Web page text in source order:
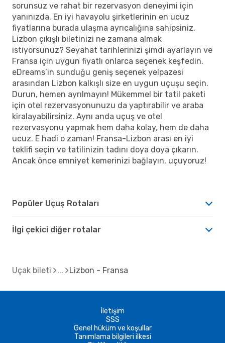
sorunsuz ve rahat bir rezervasyon deneyimi için
yanınızda. En iyi havayolu şirketlerinin en ucuz
fiyatlarına burada ulaşma ayrıcalığına sahipsiniz.
Lizbon çıkışlı biletinizi ne zamana almak
istiyorsunuz? Seyahat tarihlerinizi şimdi ayarlayın ve
Fransa için uygun fiyatlı onlarca seçenek keşfedin.
eDreams’in sunduğu geniş seçenek yelpazesi
arasından Lizbon kalkışlı size en uygun uçuşu seçin.
Durun, hemen ayrılmayın! Mükemmel bir tatil paketi
için otel rezervasyonunuzu da yaptırabilir ve araba
kiralayabilirsiniz. Aynı anda uçuş ve otel
rezervasyonu yapmak hem daha kolay, hem de daha
ucuz. E hadi o zaman! Fransa-Lizbon arası en iyi
teklifi seçin ve tatilinizin tadını doya doya çıkarın.
Ancak önce emniyet kemerinizi bağlayın, uçuyoruz!
Popüler Uçuş Rotaları
İlgi çekici diğer rotalar
Uçak bileti Lizbon - Fransa
İletişim
SSS
Genel hüküm ve koşullar
Tanımlama bilgileri ilkesi